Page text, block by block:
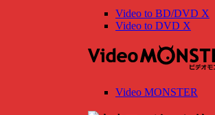
Video to BD/DVD X
Video to DVD X
Video MONSTER